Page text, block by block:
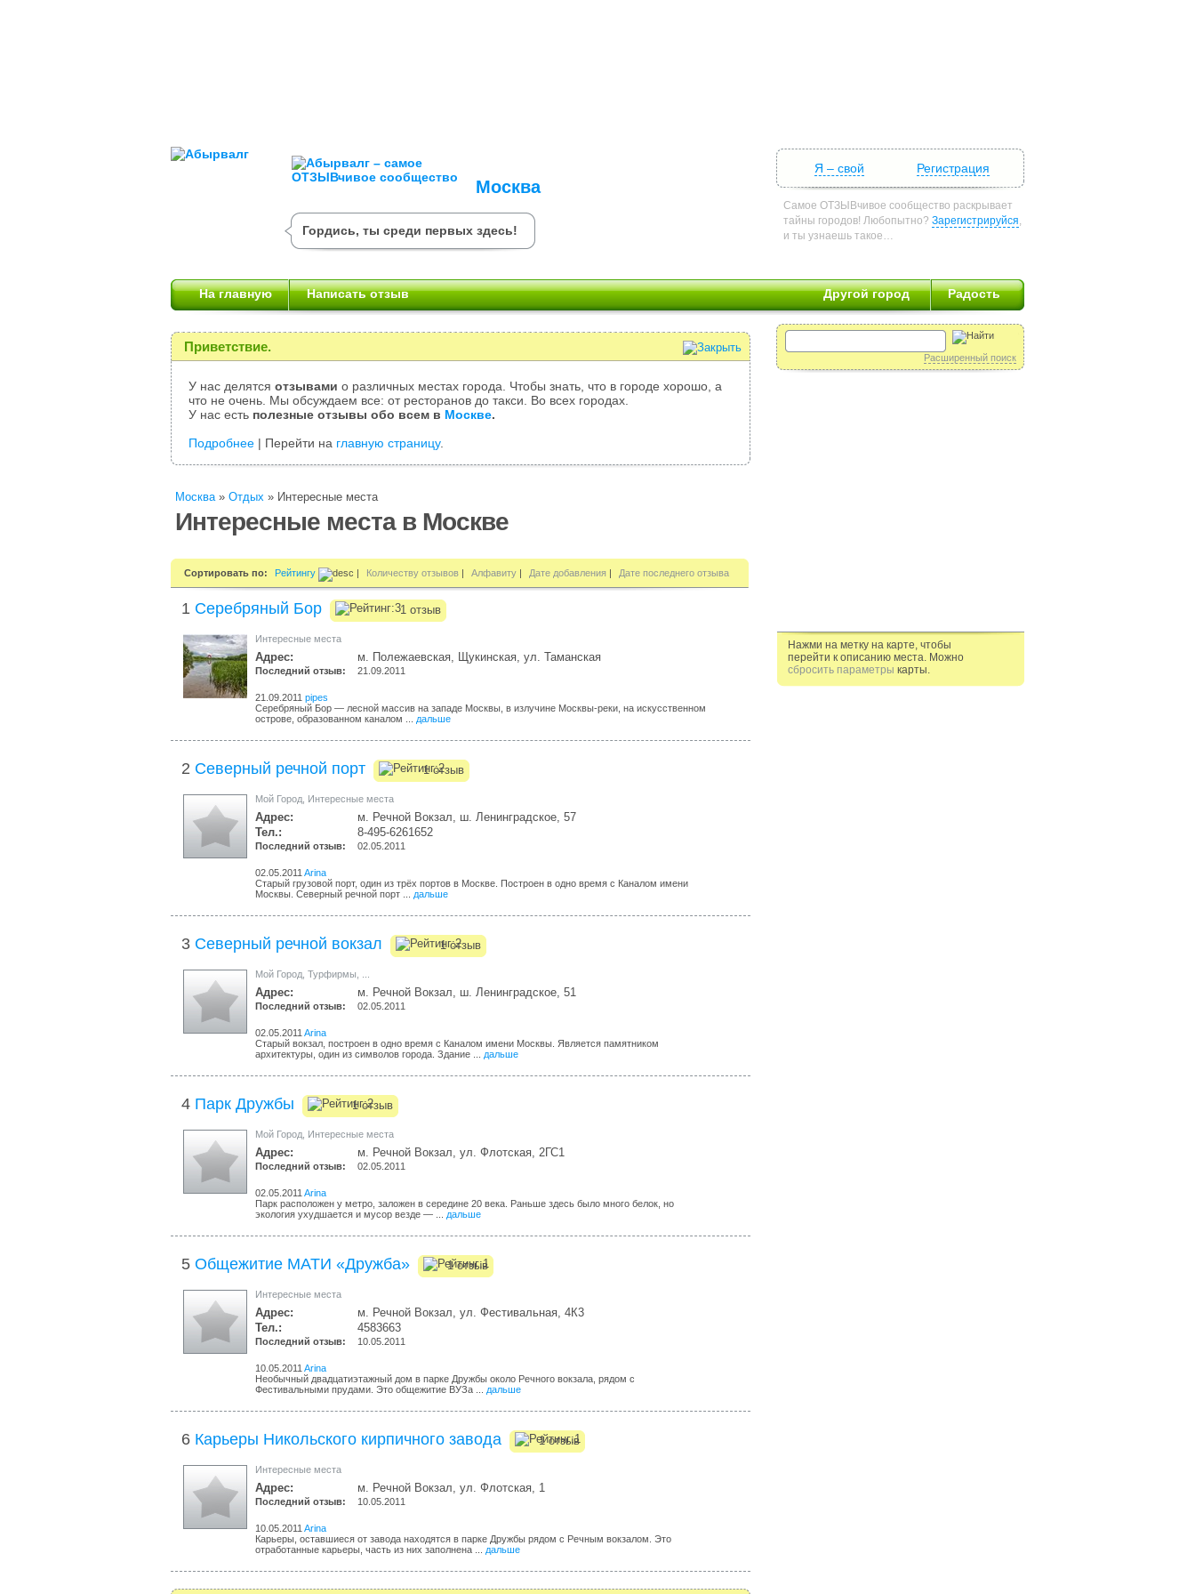
Москва
Гордись, ты среди первых здесь!
Я – свой Регистрация
Самое ОТЗЫВчивое сообщество раскрывает
тайны городов! Любопытно? Зарегистрируйся,
и ты узнаешь такое…
На главную Написать отзыв Другой город Радость
Приветствие.
У нас делятся отзывами о различных местах города. Чтобы знать, что в городе хорошо, а
что не очень. Мы обсуждаем все: от ресторанов до такси. Во всех городах.
У нас есть полезные отзывы обо всем в Москве.
Подробнее | Перейти на главную страницу.
Москва » Отдых » Интересные места
Интересные места в Москве
Сортировать по: Рейтингу | Количеству отзывов | Алфавиту | Дате добавления | Дате последнего отзыва
1 Серебряный Бор 1 отзыв
Интересные места
Адрес: м. Полежаевская, Щукинская, ул. Таманская
Последний отзыв: 21.09.2011
21.09.2011 pipes
Серебряный Бор — лесной массив на западе Москвы, в излучине Москвы-реки, на искусственном
острове, образованном каналом ... дальше
2 Северный речной порт 1 отзыв
Мой Город Интересные места
Адрес:
м. Речной Вокзал, ш. Ленинградское, 57
Тел.:
8-495-6261652
Последний отзыв: 02.05.2011
02.05.2011 Arina
Старый грузовой порт, один из трёх портов в Москве. Построен в одно время с Каналом имени
Москвы. Северный речной порт ... дальше
3 Северный речной вокзал 1 отзыв
Мой Город Турфирмы
Адрес: м. Речной Вокзал, ш. Ленинградское, 51
Последний отзыв: 02.05.2011
02.05.2011 Arina
Старый вокзал, построен в одно время с Каналом имени Москвы. Является памятником
архитектуры, один из символов города. Здание ... дальше
4 Парк Дружбы 1 отзыв
Мой Город Интересные места
Адрес: м. Речной Вокзал, ул. Флотская, 2ГС1
Последний отзыв: 02.05.2011
02.05.2011 Arina
Парк расположен у метро, заложен в середине 20 века. Раньше здесь было много белок, но
экология ухудшается и мусор везде — ... дальше
5 Общежитие МАТИ «Дружба» 1 отзыв
Интересные места
Адрес:
м. Речной Вокзал, ул. Фестивальная, 4К3
Тел.:
4583663
Последний отзыв: 10.05.2011
10.05.2011 Arina
Необычный двадцатиэтажный дом в парке Дружбы около Речного вокзала, рядом с
Фестивальными прудами. Это общежитие ВУЗа ... дальше
6 Карьеры Никольского кирпичного завода 1 отзыв
Интересные места
Адрес: м. Речной Вокзал, ул. Флотская, 1
Последний отзыв: 10.05.2011
10.05.2011 Arina
Карьеры, оставшиеся от завода находятся в парке Дружбы рядом с Речным вокзалом. Это
отработанные карьеры, часть из них заполнена ... дальше
Расширенный поиск
Нажми на метку на карте, чтобы
перейти к описанию места. Можно
сбросить параметры карты.